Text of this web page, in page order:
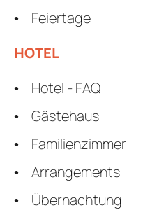
Feiertage
HOTEL
Hotel - FAQ
Gästehaus
Familienzimmer
Arrangements
Übernachtung